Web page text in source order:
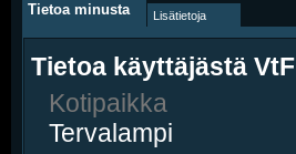
Tietoa minusta Lisätietoja
Tietoa käyttäjästä VtF
Kotipaikka
Tervalampi